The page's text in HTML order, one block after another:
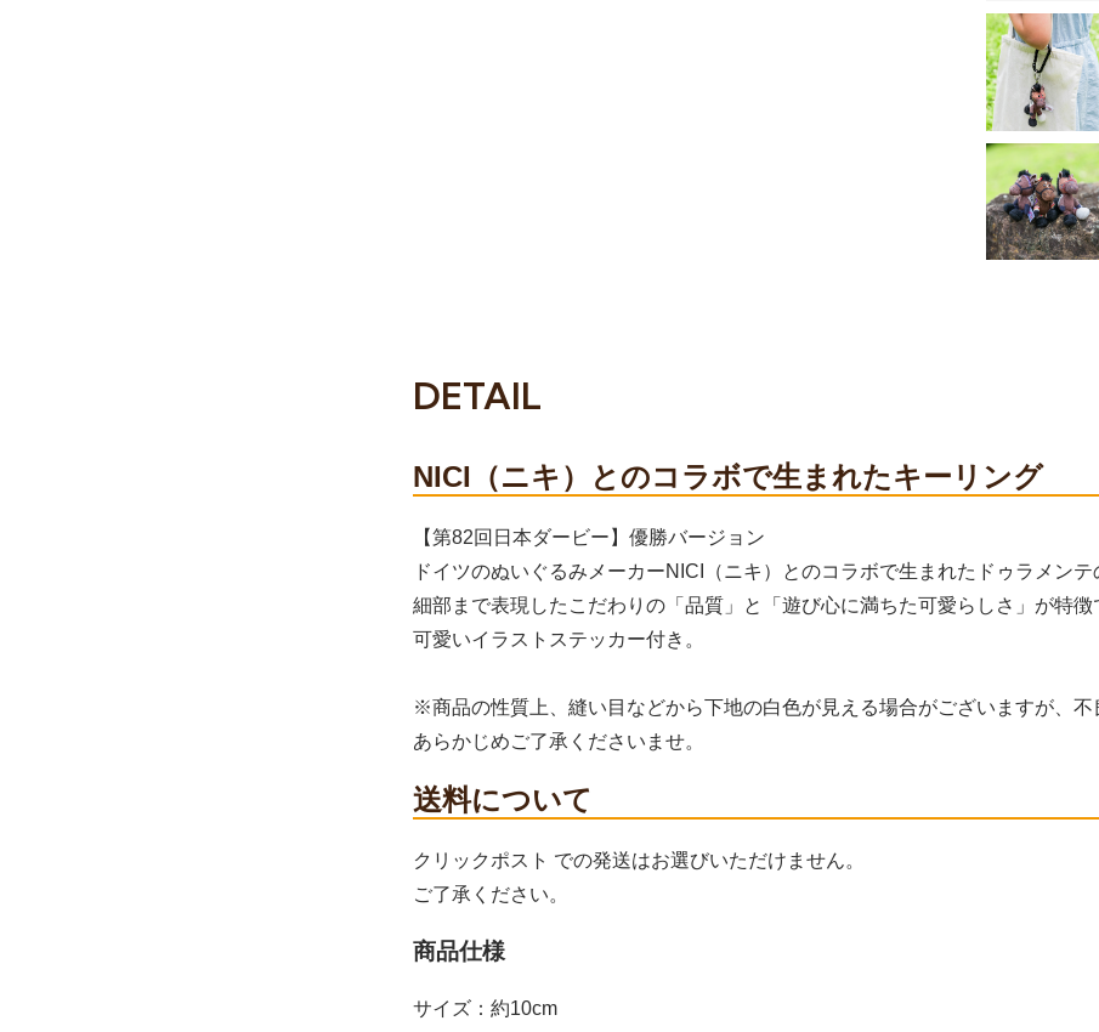
DETAIL
NICI（ニキ）とのコラボで生まれたキーリング
【第82回日本ダービー】優勝バージョン
ドイツのぬいぐるみメーカーNICI（ニキ）とのコラボで生まれたドゥラメンテ
細部まで表現したこだわりの「品質」と「遊び心に満ちた可愛らしさ」が特徴
可愛いイラストステッカー付き。
※商品の性質上、縫い目などから下地の白色が見える場合がございますが、不
あらかじめご了承くださいませ。
送料について
クリックポスト での発送はお選びいただけません。
ご了承ください。
商品仕様
サイズ：約10cm